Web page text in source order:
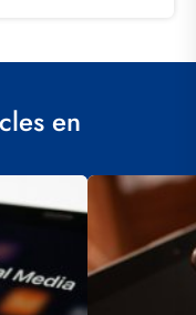
en
Visuel